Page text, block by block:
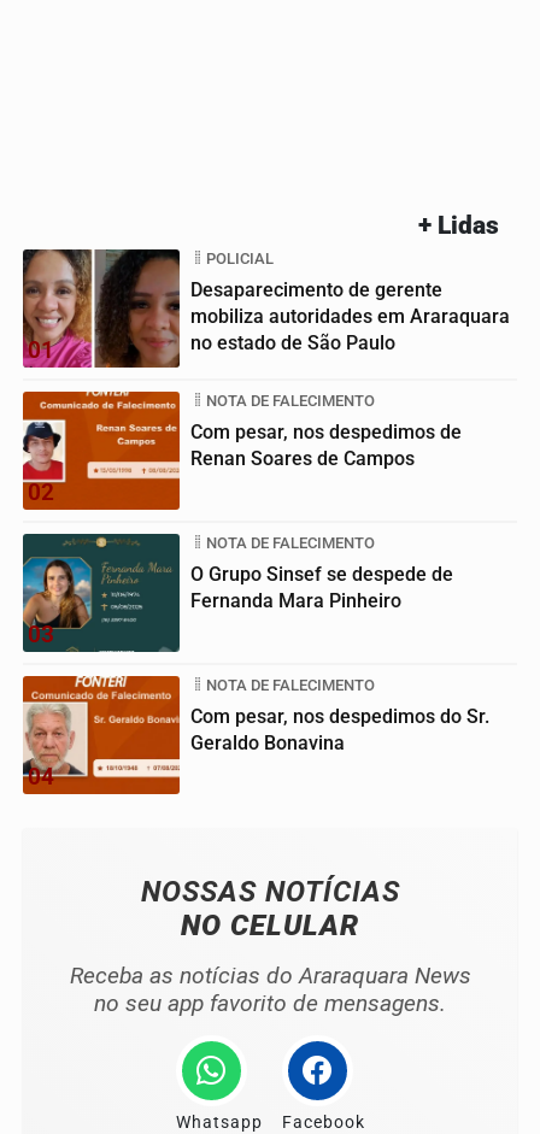
+ Lidas
01
POLICIAL
Desaparecimento de gerente
mobiliza autoridades em Araraquara
no estado de São Paulo
02
NOTA DE FALECIMENTO
Com pesar, nos despedimos de
Renan Soares de Campos
03
NOTA DE FALECIMENTO
O Grupo Sinsef se despede de
Fernanda Mara Pinheiro
04
NOTA DE FALECIMENTO
Com pesar, nos despedimos do Sr.
Geraldo Bonavina
NOSSAS NOTÍCIAS
NO CELULAR
Receba as notícias do Araraquara News
no seu app favorito de mensagens.
Whatsapp Facebook